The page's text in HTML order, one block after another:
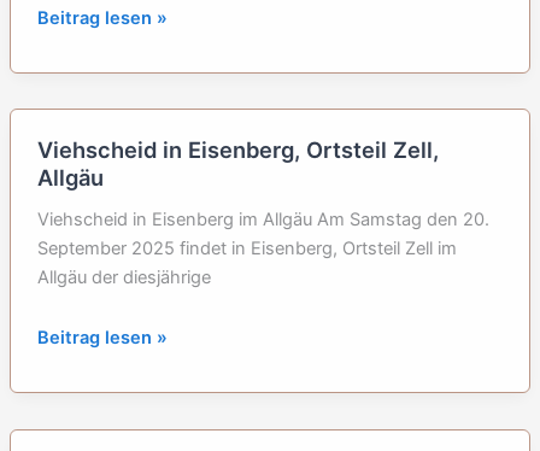
Viehscheid
Bad
Hindelang
11.09.2026
Beitrag lesen »
Viehscheid in Eisenberg, Ortsteil Zell,
Allgäu
Viehscheid in Eisenberg im Allgäu Am Samstag den 20.
September 2025 findet in Eisenberg, Ortsteil Zell im
Allgäu der diesjährige
Viehscheid
Eisenberg,
Beitrag lesen »